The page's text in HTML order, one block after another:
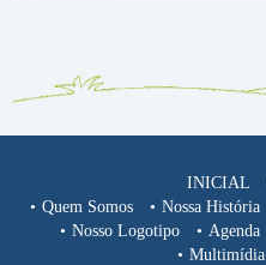
INICIAL
Quem Somos
Nossa História
Nosso Logotipo
Agenda
Multimídia